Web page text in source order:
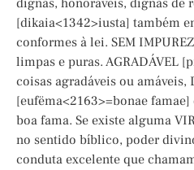
dignas, honoráveis, dignas de
[dikaia<1342>iusta] também
conformes à lei. SEM
limpas e puras. AGRADÁVEL
coisas agradáveis ou amáveis,
[eufëma<2163>=bonae
boa fama. Se existe alguma
no sentido bíblico, poder
conduta excelente que